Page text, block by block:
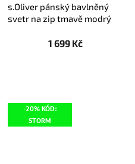
s.Oliver pánský bavlněný
svetr na zip tmavě modrý
1 699 Kč
-20% KÓD:
STORM